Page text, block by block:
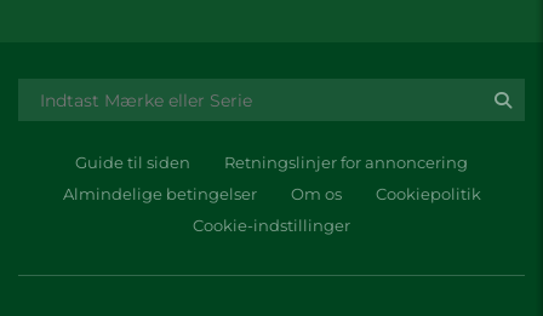
Guide til siden
Retningslinjer for annoncering
Almindelige betingelser
Om os
Cookiepolitik
Cookie-indstillinger